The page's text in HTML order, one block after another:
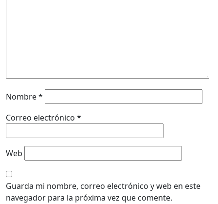
Nombre*
Correo electrónico *
Web
Guarda mi nombre, correo electrónico y web en este
navegador para la próxima vez que comente.